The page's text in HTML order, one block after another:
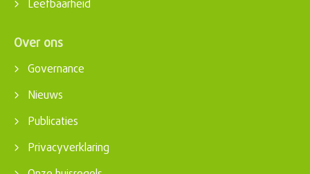
Leefbaarheid
Over ons
Governance
Nieuws
Publicaties
Privacyverklaring